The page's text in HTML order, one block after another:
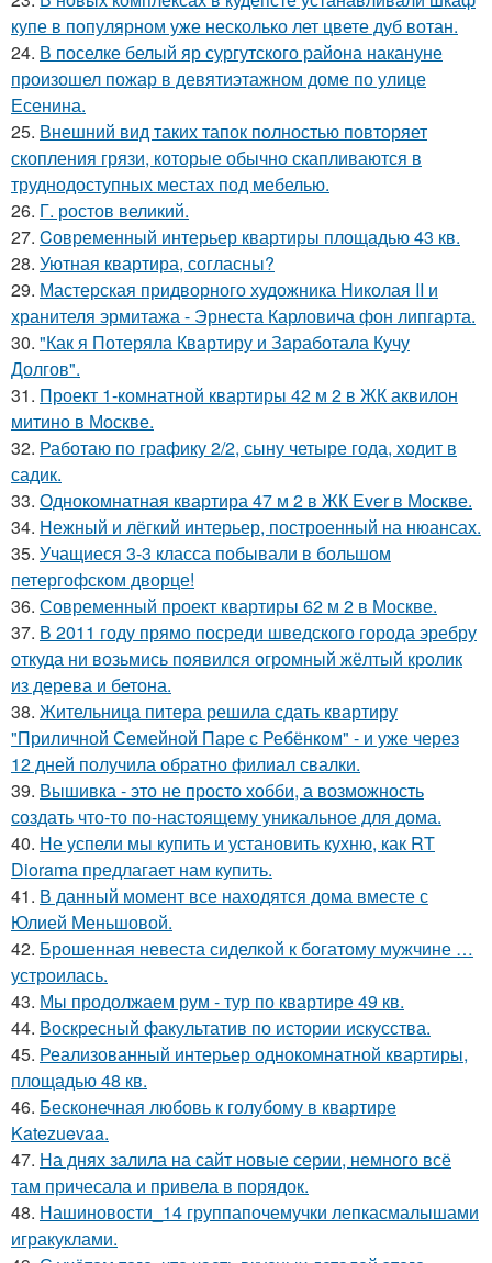
купе в популярном уже несколько лет цвете дуб вотан.
24. В поселке белый яр сургутского района накануне
произошел пожар в девятиэтажном доме по улице
Есенина.
25. Внешний вид таких тапок полностью повторяет
скопления грязи, которые обычно скапливаются в
труднодоступных местах под мебелью.
26. Г. ростов великий.
27. Cовременный интерьер квартиры площадью 43 кв.
28. Уютная квартира, согласны?
29. Мастерская придворного художника Николая II и
хранителя эрмитажа - Эрнеста Карловича фон липгарта.
30. "Как я Потеряла Квартиру и Заработала Кучу
Долгов".
31. Проект 1-комнатной квартиры 42 м 2 в ЖК аквилон
митино в Москве.
32. Работаю по графику 2/2, сыну четыре года, ходит в
садик.
33. Однокомнатная квартира 47 м 2 в ЖК Ever в Москве.
34. Нежный и лёгкий интерьер, построенный на нюансах.
35. Учащиеся 3-3 класса побывали в большом
петергофском дворце!
36. Современный проект квартиры 62 м 2 в Москве.
37. В 2011 году прямо посреди шведского города эребру
откуда ни возьмись появился огромный жёлтый кролик
из дерева и бетона.
38. Жительница питера решила сдать квартиру
"Приличной Семейной Паре с Ребёнком" - и уже через
12 дней получила обратно филиал свалки.
39. Вышивка - это не просто хобби, а возможность
создать что-то по-настоящему уникальное для дома.
40. Не успели мы купить и установить кухню, как RT
Diorama предлагает нам купить.
41. В данный момент все находятся дома вместе с
Юлией Меньшовой.
42. Брошенная невеста сиделкой к богатому мужчине …
устроилась.
43. Мы продолжаем рум - тур по квартире 49 кв.
44. Воскресный факультатив по истории искусства.
45. Реализованный интерьер однокомнатной квартиры,
площадью 48 кв.
46. Бесконечная любовь к голубому в квартире
Katezuevaa.
47. На днях залила на сайт новые серии, немного всё
там причесала и привела в порядок.
48. Нашиновости_14 группапочемучки лепкасмалышами
игракуклами.